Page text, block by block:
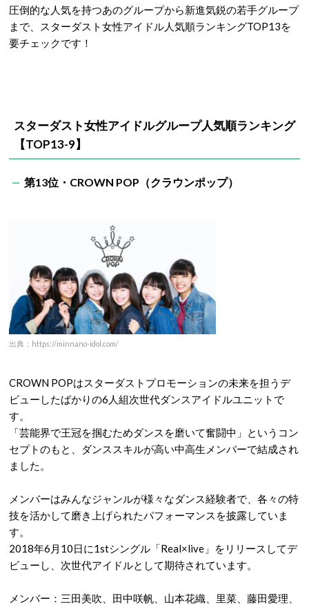
圧倒的な人気を持つあのグループから新進気鋭の若手グループ
まで、スターダスト女性アイドル人気順ランキングTOP13を
要チェックです！
スターダスト女性アイドルグループ人気順ランキング
【TOP13-9】
第13位・CROWN POP（クラウンポップ）
出典：https://minnano-idol.com/
CROWN POPはスターダストプロモーションの未来を担うデ
ビューしたばかりの6人組次世代ダンスアイドルユニットで
す。
「芸能界で王冠を掴むためダンスを磨いて奮闘中」というコン
セプトのもと、ダンススキルが高い中高生メンバーで結成され
ました。
メンバーはみんなジャンルが様々なダンス経験者で、各々の特
技を活かして磨き上げられたパフォーマンスを披露していま
す。
2018年6月10日に1stシングル「Real×live」をリリースしてデ
ビューし、次世代アイドルとして期待されています。
メンバー：三田美吹、田中咲帆、山本花織、里菜、藤田愛理、